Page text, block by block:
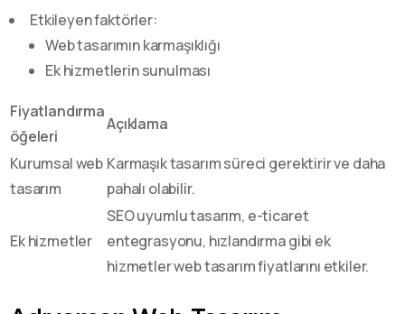
Etkileyen faktörler:
Web tasarımın karmaşıklığı
Ek hizmetlerin sunulması
Fiyatlandırma
öğeleri
Açıklama
Kurumsal web
tasarım
Karmaşık tasarım süreci gerektirir ve daha
pahalı olabilir.
Ek hizmetler
SEO uyumlu tasarım, e-ticaret
entegrasyonu, hızlandırma gibi ek
hizmetler web tasarım fiyatlarını etkiler.